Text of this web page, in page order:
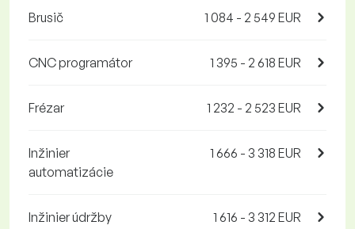
Brusič 1 084 - 2 549 EUR
CNC programátor 1 395 - 2 618 EUR
Frézar 1 232 - 2 523 EUR
Inžinier
automatizácie
1 666 - 3 318 EUR
Inžinier údržby 1 616 - 3 312 EUR